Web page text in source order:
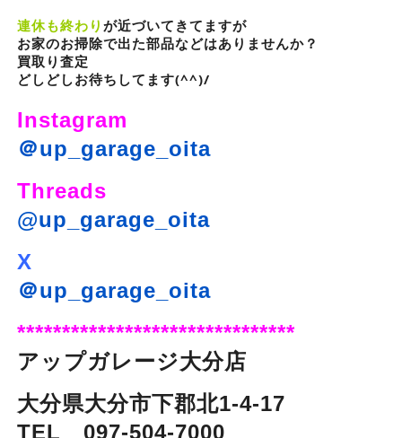
連休も終わり が近づいてきてますが
お家のお掃除で出た部品などはありませんか？
買取り査定
どしどしお待ちしてます(^^)/
Instagram
＠up_garage_oita
Threads
@up_garage_oita
X
＠up_garage_oita
*******************************
アップガレージ大分店
大分県大分市下郡北1-4-17
TEL 097-504-7000